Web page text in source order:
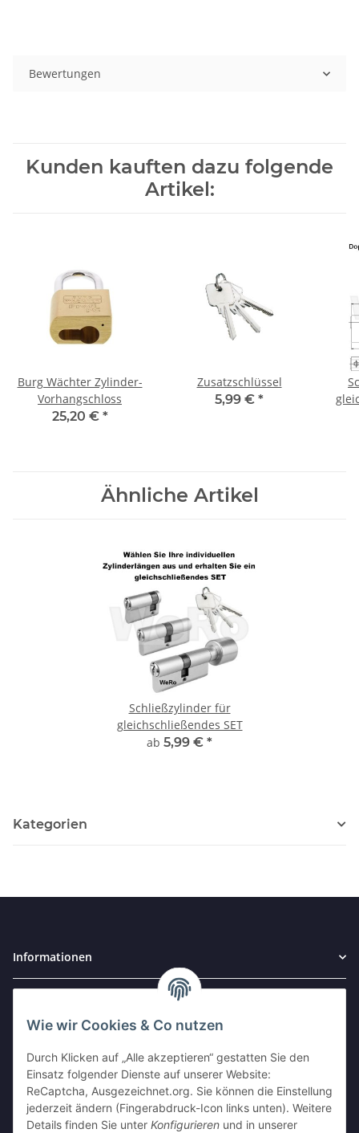
Bewertungen
Kunden kauften dazu folgende
Artikel:
Burg Wächter Zylinder-
Vorhangschloss
25,20 € *
Zusatzschlüssel
5,99 € *
Ähnliche Artikel
Schließzylinder für
gleichschließendes SET
ab 5,99 € *
Kategorien
Informationen
Widerrufsbutton
AUSGEZEICHNET
Kundenbewertungen
Wie wir Cookies & Co nutzen
Durch Klicken auf „Alle akzeptieren“ gestatten Sie den
Einsatz folgender Dienste auf unserer Website:
ReCaptcha, Ausgezeichnet.org. Sie können die Einstellung
jederzeit ändern (Fingerabdruck-Icon links unten). Weitere
Details finden Sie unter Konfigurieren und in unserer